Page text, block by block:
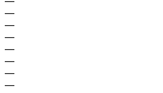
—
—
—
—
—
—
—